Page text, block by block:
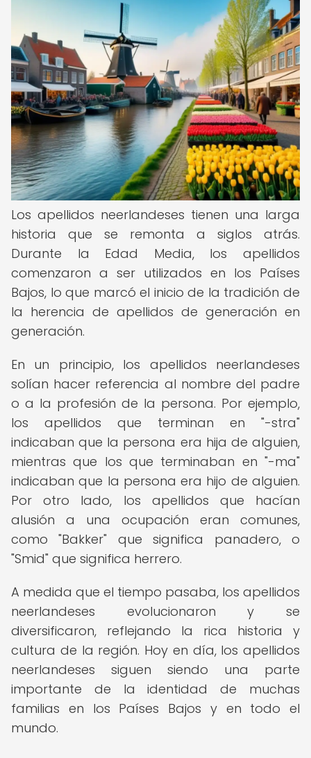
Los apellidos neerlandeses tienen una larga
historia que se remonta a siglos atrás.
Durante la Edad Media, los apellidos
comenzaron a ser utilizados en los Países
Bajos, lo que marcó el inicio de la tradición de
la herencia de apellidos de generación en
generación.
En un principio, los apellidos neerlandeses
solían hacer referencia al nombre del padre
o a la profesión de la persona. Por ejemplo,
los apellidos que terminan en "-stra"
indicaban que la persona era hija de alguien,
mientras que los que terminaban en "-ma"
indicaban que la persona era hijo de alguien.
Por otro lado, los apellidos que hacían
alusión a una ocupación eran comunes,
como "Bakker" que significa panadero, o
"Smid" que significa herrero.
A medida que el tiempo pasaba, los apellidos
neerlandeses evolucionaron y se
diversificaron, reflejando la rica historia y
cultura de la región. Hoy en día, los apellidos
neerlandeses siguen siendo una parte
importante de la identidad de muchas
familias en los Países Bajos y en todo el
mundo.